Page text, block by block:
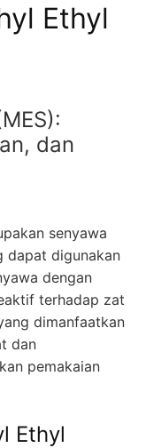
Ethyl
dan
senyawa
dapat digunakan
dengan
terhadap zat
dimanfaatkan
dan
pemakaian
Ethyl